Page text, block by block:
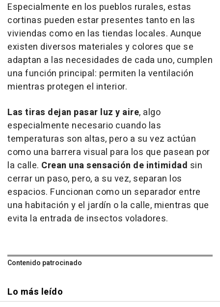
Especialmente en los pueblos rurales, estas
cortinas pueden estar presentes tanto en las
viviendas como en las tiendas locales. Aunque
existen diversos materiales y colores que se
adaptan a las necesidades de cada uno, cumplen
una función principal: permiten la ventilación
mientras protegen el interior.
Las tiras dejan pasar luz y aire, algo
especialmente necesario cuando las
temperaturas son altas, pero a su vez actúan
como una barrera visual para los que pasean por
la calle. Crean una sensación de intimidad sin
cerrar un paso, pero, a su vez, separan los
espacios. Funcionan como un separador entre
una habitación y el jardín o la calle, mientras que
evita la entrada de insectos voladores.
Contenido patrocinado
Lo más leído